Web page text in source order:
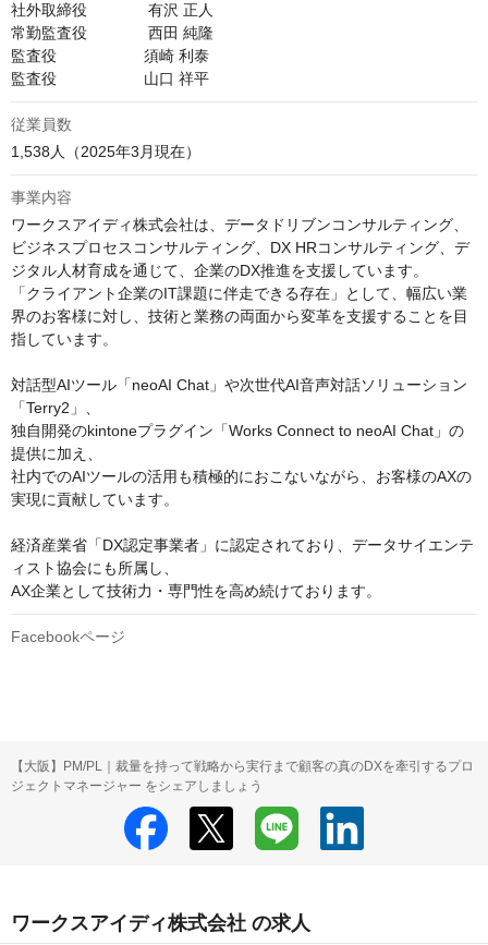
社外取締役              有沢 正人
常勤監査役              西田 純隆
監査役                    須崎 利泰
監査役                    山口 祥平
従業員数
1,538人（2025年3月現在）
事業内容
ワークスアイディ株式会社は、データドリブンコンサルティング、
ビジネスプロセスコンサルティング、DX HRコンサルティング、デ
ジタル人材育成を通じて、企業のDX推進を支援しています。
「クライアント企業のIT課題に伴走できる存在」として、幅広い業
界のお客様に対し、技術と業務の両面から変革を支援することを目
指しています。
対話型AIツール「neoAI Chat」や次世代AI音声対話ソリューション
「Terry2」、
独自開発のkintoneプラグイン「Works Connect to neoAI Chat」の
提供に加え、
社内でのAIツールの活用も積極的におこないながら、お客様のAXの
実現に貢献しています。
経済産業省「DX認定事業者」に認定されており、データサイエンテ
ィスト協会にも所属し、
AX企業として技術力・専門性を高め続けております。
Facebookページ
【大阪】PM/PL｜裁量を持って戦略から実行まで顧客の真のDXを牽引するプロ
ジェクトマネージャー をシェアしましょう
ワークスアイディ株式会社 の求人